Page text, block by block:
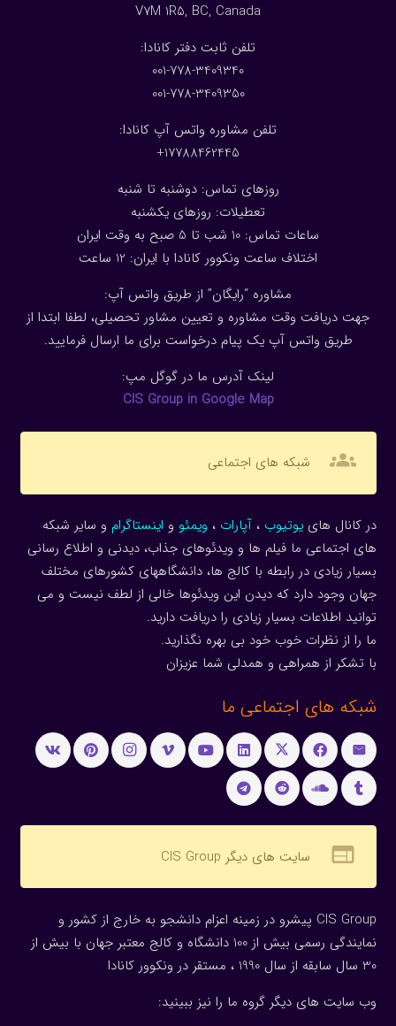
V7M 1R5, BC, Canada
:تلفن ثابت دفتر کانادا
001-778-3409340
001-778-3409350
تلفن مشاوره واتس آپ کانادا:
17788462445+
روزهای تماس: دوشنبه تا شنبه
تعطیلات: روزهای یکشنبه
ساعات تماس: 10 شب تا 5 صبح به وقت ایران
اختلاف ساعت ونکوور کانادا با ایران: 1 2 ساعت
مشاوره “رایگان” از طریق واتس آپ:
جهت دریافت وقت مشاوره و تعیین مشاور تحصیلی، لطفا ابتدا از
طریق واتس آپ یک پیام درخواست برای ما ارسال فرمایید.
لینک آدرس ما در گوگل مپ:
CIS Group in Google Map
groups شبکه های اجتماعی
در کانال هاییوتیوب ، آپارات ، ویمئو و اینستاگرام و سایر شبکه
های اجتماعی ما فیلم ها و ویدئوهای جذاب، دیدنی و اطلاع رسانی
بسیار زیادی در رابطه با کالج ها، دانشگاههای کشورهای مختلف
جهان وجود دارد که دیدن این ویدئوها خالی از لطف نیست و می
توانید اطلاعات بسیار زیادی را دریافت دارید.
ما را از نظرات خوب خود بی بهره نگذارید.
با تشکر از همراهی و همدلی شما عزیزان
شبکه های اجتماعی ما
web سایت های دیگر CIS Group
CIS Group پیشرو در زمینه اعزام دانشجو به خارج از کشور و
نمایندگی رسمی بیش از 100 دانشگاه و کالج معتبر جهان با بیش از
30 سال سابقه از سال 1990 ، مستقر در ونکوور کانادا
وب سایت های دیگر گروه ما را نیز ببینید: